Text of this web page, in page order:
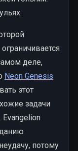
деле,
Neon Genesis
этот
задачи
потому